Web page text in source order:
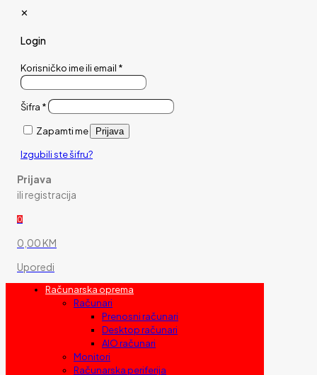
✕
Login
Korisničko ime ili email *
Šifra *
Zapamti me Prijava
Izgubili ste šifru?
Prijava
ili registracija
0
0,00 KM
Uporedi
Računarska oprema
Računari
Prenosni računari
Desktop računari
AIO računari
Monitori
Računarska periferija